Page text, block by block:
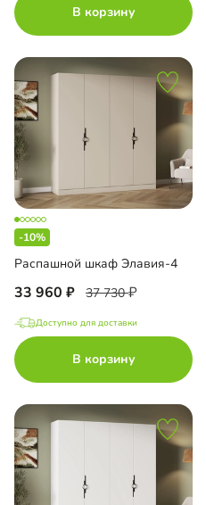
В корзину
-10%
Распашной шкаф Элавия-4
33 960 37 730
Доступно для доставки
В корзину